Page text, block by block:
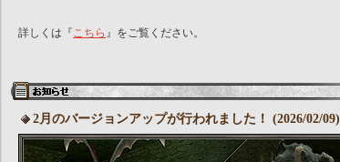
詳しくは『こちら 』をご覧ください。
2月のバージョンアップが行われました！ (2026/02/09)